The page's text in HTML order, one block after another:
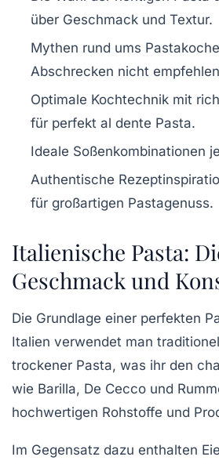
über Geschmack und Textur.
Mythen rund ums
Abschrecken nicht
Optimale Kochtechnik mit
für perfekt al dente Pasta.
Ideale Soßenkombinationen
Authentische
für großartigen Pastagenuss.
Italienische Pasta:
Geschmack und
Die Grundlage einer perfekten
Italien verwendet man
trockener Pasta, was ihr den
wie Barilla, De Cecco und
hochwertigen Rohstoffe und
Im Gegensatz dazu enthalten